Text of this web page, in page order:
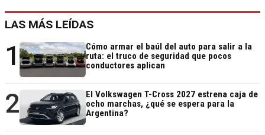
LAS MÁS LEÍDAS
1
Cómo armar el baúl del auto para salir a la
ruta: el truco de seguridad que pocos
conductores aplican
2
El Volkswagen T-Cross 2027 estrena caja de
ocho marchas, ¿qué se espera para la
Argentina?